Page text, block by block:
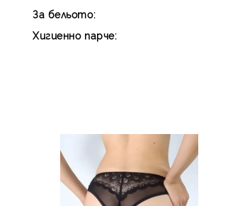
За бельото:
Хигиенно парче: